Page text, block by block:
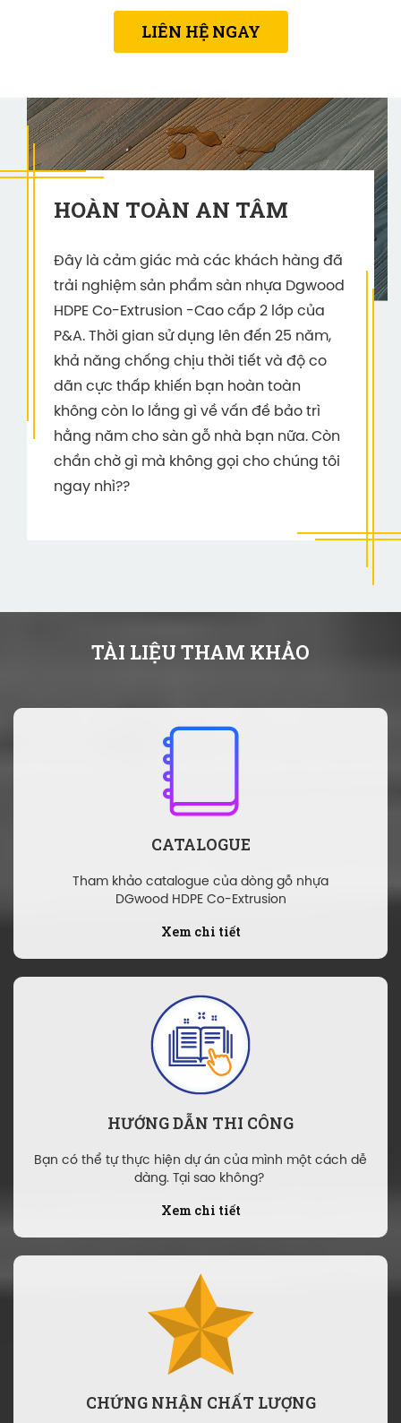
LIÊN HỆ NGAY
HOÀN TOÀN AN TÂM
Đây là cảm giác mà các khách hàng đã
trải nghiệm sản phẩm sàn nhựa Dgwood
HDPE Co-Extrusion -Cao cấp 2 lớp của
P&A. Thời gian sử dụng lên đến 25 năm,
khả năng chống chịu thời tiết và độ co
dãn cực thấp khiến bạn hoàn toàn
không còn lo lắng gì về vấn đề bảo trì
hằng năm cho sàn gỗ nhà bạn nữa. Còn
chần chờ gì mà không gọi cho chúng tôi
ngay nhì??
TÀI LIỆU THAM KHẢO
CATALOGUE
Tham khảo catalogue của dòng gỗ nhựa
DGwood HDPE Co-Extrusion
Xem chi tiết
HƯỚNG DẪN THI CÔNG
Bạn có thể tự thực hiện dự án của mình một cách dễ
dàng. Tại sao không?
Xem chi tiết
CHỨNG NHẬN CHẤT LƯỢNG